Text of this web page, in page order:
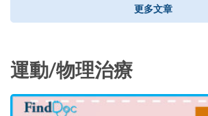
更多文章
運動/物理治療